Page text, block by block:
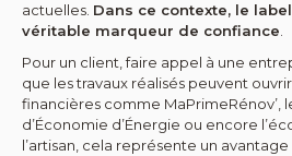
actuelles. Dans ce contexte, le
véritable marqueur de confiance
Pour un client, faire appel à une
que les travaux réalisés peuvent
financières comme MaPrimeRénov’,
d’Économie d’Énergie ou encore
l’artisan, cela représente un